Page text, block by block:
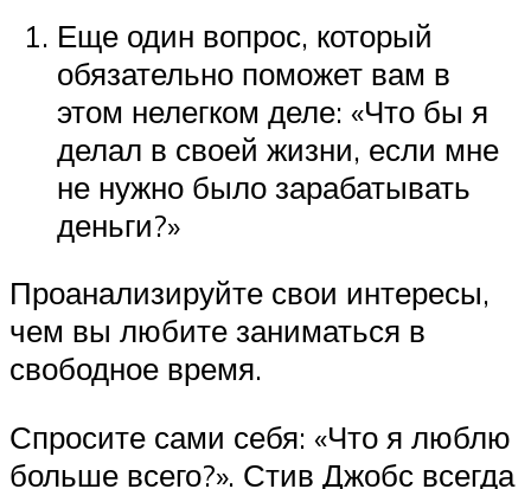
Еще один вопрос, который
обязательно поможет вам в
этом нелегком деле: «Что бы я
делал в своей жизни, если мне
не нужно было зарабатывать
деньги?»
Проанализируйте свои интересы,
чем вы любите заниматься в
свободное время.
Спросите сами себя: «Что я люблю
больше всего?». Стив Джобс всегда